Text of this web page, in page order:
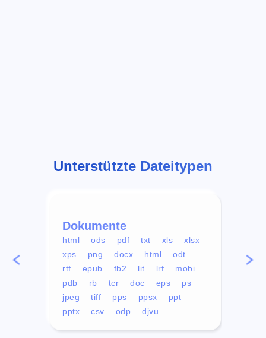
Unterstützte Dateitypen
Dokumente
html ods pdf txt xls
xlsx
xps
png docx html
odt
rtf
epub fb2 lit lrf
mobi
pdb
rb tcr doc eps
ps
jpeg
tiff pps ppsx
ppt
pptx
csv odp djvu
mp4